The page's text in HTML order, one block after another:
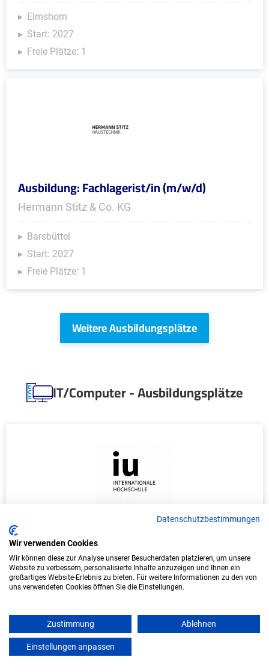
Elmshorn
Start: 2027
Freie Plätze: 1
Ausbildung: Fachlagerist/in (m/w/d)
Hermann Stitz & Co. KG
Barsbüttel
Start: 2027
Freie Plätze: 1
Weitere Ausbildungsplätze
IT/Computer - Ausbildungsplätze
(B.Sc.) am virtuellen Campus - KIX Service
Software GmbH
KIX Service Software GmbH
Hochschule)
bundesweit
Datenschutzbestimmungen
Wir verwenden Cookies
Wir können diese zur Analyse unserer Besucherdaten platzieren, um unsere
Website zu verbessern, personalisierte Inhalte anzuzeigen und Ihnen ein
großartiges Website-Erlebnis zu bieten. Für weitere Informationen zu den von
uns verwendeten Cookies öffnen Sie die Einstellungen.
Zustimmung Ablehnen
Einstellungen anpassen